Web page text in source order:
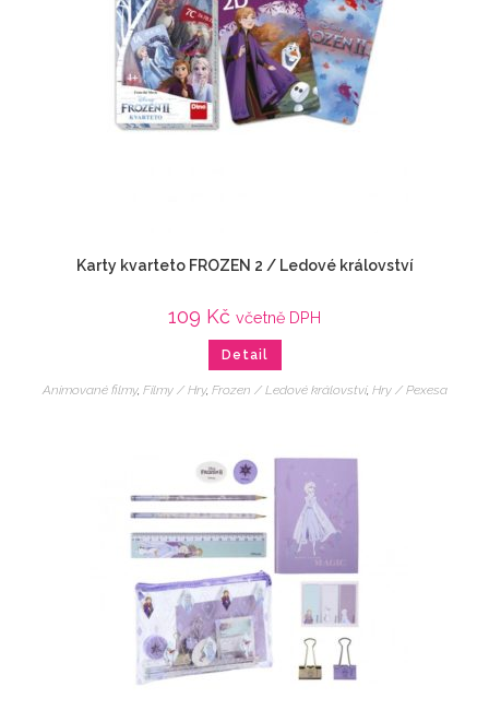
Karty kvarteto FROZEN 2 / Ledové království
109 Kč včetně DPH
Detail
Animované filmy, Filmy / Hry, Frozen / Ledové království, Hry / Pexesa